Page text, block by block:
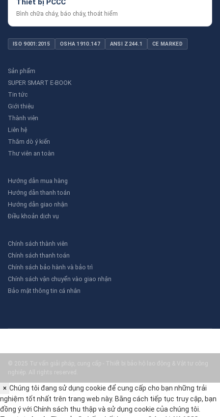
Thiết bị PCCC
Bình chữa cháy, báo cháy, thoát hiểm
ISO 9001:2015 OSHA 1910.147 ANSI Z244.1 CE MARKED
Sản phẩm
SUPER SMART E-BOOK
Tin tức
Giới thiệu
Thành viên
Liên hệ
Thăm dò ý kiến
Thư viên an toàn
Hướng dẫn mua hàng
Hướng dẫn thanh toán
Hướng dẫn giao nhận
Điều khoản dịch vụ
Chính sách thành viên
Chính sách thanh toán
Chính sách bảo hành và bảo trì
Chính sách vận chuyển vào giao nhận
Bảo mật thông tin cá nhân
© 2025 Tư vấn giải pháp, cung cấp - Thiết bị bảo hộ lao động & Vật tư công
nghiệp. All rights reserved.
× Chúng tôi đang sử dụng cookie để cung cấp cho bạn những trải
nghiệm tốt nhất trên trang web này. Bằng cách tiếp tục truy cập, bạn
đồng ý với Chính sách thu thập và sử dụng cookie của chúng tôi.